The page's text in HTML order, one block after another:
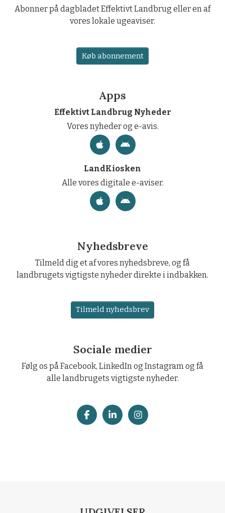
Abonner på dagbladet Effektivt Landbrug eller en af
vores lokale ugeaviser.
Køb abonnement
Apps
Effektivt Landbrug Nyheder
Vores nyheder og e-avis.
LandKiosken
Alle vores digitale e-aviser.
Nyhedsbreve
Tilmeld dig et af vores nyhedsbreve, og få
landbrugets vigtigste nyheder direkte i indbakken.
Tilmeld nyhedsbrev
Sociale medier
Følg os på Facebook, LinkedIn og Instagram og få
alle landbrugets vigtigste nyheder.